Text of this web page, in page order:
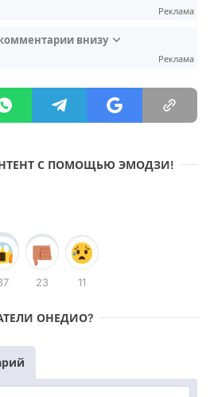
Реклама
внизу
Реклама
С ПОМОЩЬЮ ЭМОДЗИ!
23 11
ОНЕДИО?